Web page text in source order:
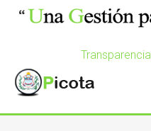
Transparencia